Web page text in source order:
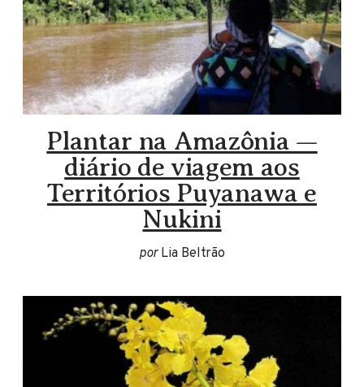
Plantar na Amazônia —
diário de viagem aos
Territórios Puyanawa e
Nukini
porLia Beltrão